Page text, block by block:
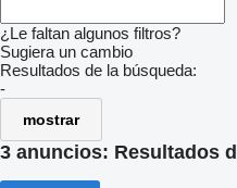
¿Le faltan algunos filtros?
Sugiera un cambio
Resultados de la búsqueda:
-
mostrar
3 anuncios: Resultados